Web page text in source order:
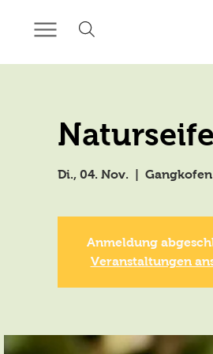
Di., 04. Nov. Gangkofen
Anmeldung
Veranstaltungen